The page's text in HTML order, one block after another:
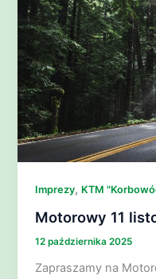
Imprezy, KTM
Motorowy 11
12 października 2025
Zapraszamy na